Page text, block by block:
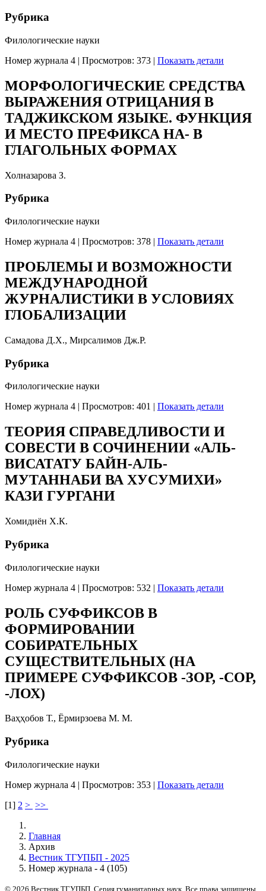
Рубрика
Филологические науки
Номер журнала 4 | Просмотров: 373 | Показать детали
МОРФОЛОГИЧЕСКИЕ СРЕДСТВА
ВЫРАЖЕНИЯ ОТРИЦАНИЯ В
ТАДЖИКСКОМ ЯЗЫКЕ. ФУНКЦИЯ
И МЕСТО ПРЕФИКСА НА- В
ГЛАГОЛЬНЫХ ФОРМАХ
Холназарова З.
Рубрика
Филологические науки
Номер журнала 4 | Просмотров: 378 | Показать детали
ПРОБЛЕМЫ И ВОЗМОЖНОСТИ
МЕЖДУНАРОДНОЙ
ЖУРНАЛИСТИКИ В УСЛОВИЯХ
ГЛОБАЛИЗАЦИИ
Самадова Д.Х., Мирсалимов Дж.Р.
Рубрика
Филологические науки
Номер журнала 4 | Просмотров: 401 | Показать детали
ТЕОРИЯ СПРАВЕДЛИВОСТИ И
СОВЕСТИ В СОЧИНЕНИИ «АЛЬ-
ВИСАТАТУ БАЙН-АЛЬ-
МУТАННАБИ ВА ХУСУМИХИ»
КАЗИ ГУРГАНИ
Хомидиён Х.К.
Рубрика
Филологические науки
Номер журнала 4 | Просмотров: 532 | Показать детали
РОЛЬ СУФФИКСОВ В
ФОРМИРОВАНИИ
СОБИРАТЕЛЬНЫХ
СУЩЕСТВИТЕЛЬНЫХ (НА
ПРИМЕРЕ СУФФИКСОВ -ЗОР, -СОР,
-ЛОХ)
Ваҳҳобов Т., Ёрмирзоева М. М.
Рубрика
Филологические науки
Номер журнала 4 | Просмотров: 353 | Показать детали
[1] 2 > >>
Главная
Архив
Вестник ТГУПБП - 2025
Номер журнала - 4 (105)
© 2026 Вестник ТГУПБП. Серия гуманитарных наук. Все права защищены.